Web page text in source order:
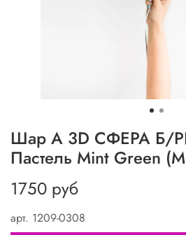
арт. 1209-0308
Шар А 3D СФЕРА Б/
Пастель Mint Green
1750 руб